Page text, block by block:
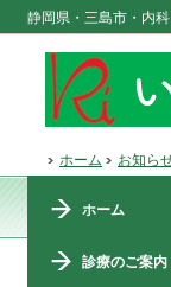
静岡県・三島市・内
ホーム お知ら
ホーム
診療のご案内